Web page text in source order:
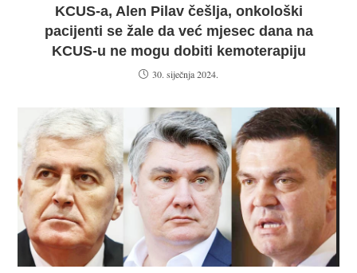
KCUS-a, Alen Pilav češlja, onkološki
pacijenti se žale da već mjesec dana na
KCUS-u ne mogu dobiti kemoterapiju
30. siječnja 2024.